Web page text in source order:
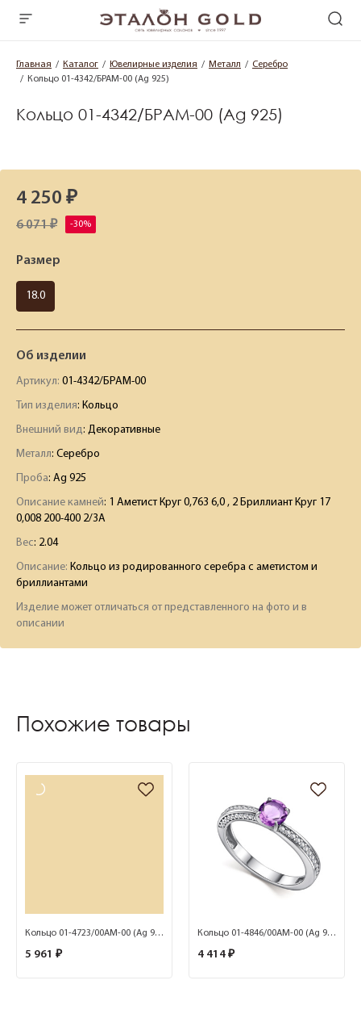
Главная Каталог Ювелирные изделия Металл
Серебро
Кольцо 01-4342/БРАМ-00 (Ag 925)
Кольцо 01-4342/БРАМ-00 (Ag 925)
4 250 ₽
6 071 ₽
Размер
18.0
Об изделии
Артикул: 01-4342/БРАМ-00
Тип изделия: Кольцо
Внешний вид: Декоративные
Металл: Серебро
Проба: Ag 925
Описание камней: 1 Аметист Круг 0,763 6,0 , 2 Бриллиант Круг 17
0,008 200-400 2/3А
Вес: 2.04
Описание: Кольцо из родированного серебра с аметистом и
бриллиантами
Изделие может отличаться от представленного на фото и в
описании
Похожие товары
Кольцо 01-4723/00АМ-00 (Ag 925)
5 961 ₽
Кольцо 01-4846/00АМ-00 (Ag 925)
4 414 ₽